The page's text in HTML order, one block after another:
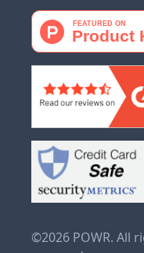
©2026 POWR. All